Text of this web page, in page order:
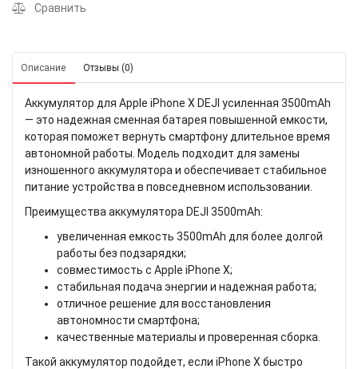
Сравнить
Описание Отзывы (0)
Аккумулятор для Apple iPhone X DEJI усиленная 3500mAh
— это надежная сменная батарея повышенной емкости,
которая поможет вернуть смартфону длительное время
автономной работы. Модель подходит для замены
изношенного аккумулятора и обеспечивает стабильное
питание устройства в повседневном использовании.
Преимущества аккумулятора DEJI 3500mAh:
увеличенная емкость 3500mAh для более долгой
работы без подзарядки;
совместимость с Apple iPhone X;
стабильная подача энергии и надежная работа;
отличное решение для восстановления
автономности смартфона;
качественные материалы и проверенная сборка.
Такой аккумулятор подойдет, если iPhone X быстро